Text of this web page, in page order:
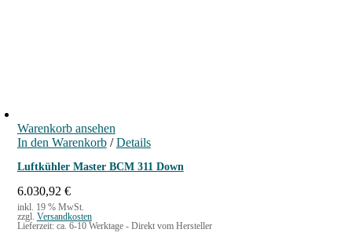
Warenkorb ansehen
In den Warenkorb / Details
Luftkühler Master BCM 311 Down
6.030,92 €
inkl. 19 % MwSt.
zzgl. Versandkosten
Lieferzeit: ca. 6-10 Werktage - Direkt vom Hersteller